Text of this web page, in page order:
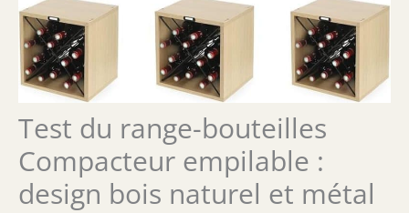
Test du range-bouteilles
Compacteur empilable :
design bois naturel et métal